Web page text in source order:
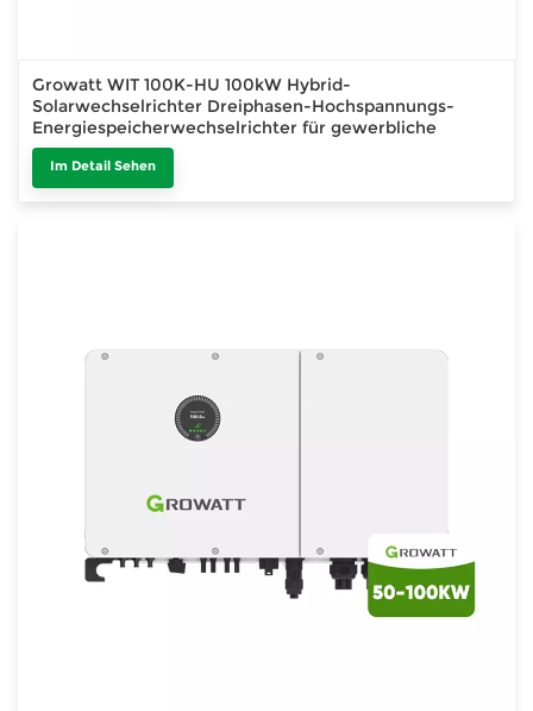
Growatt WIT 100K-HU 100kW Hybrid-
Solarwechselrichter Dreiphasen-Hochspannungs-
Energiespeicherwechselrichter für gewerbliche
Nutzung
Im Detail Sehen